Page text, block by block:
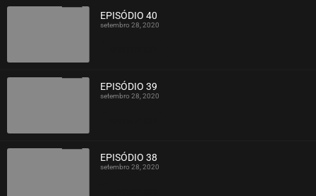
EPISÓDIO 40
setembro 28, 2020
EPISÓDIO 39
setembro 28, 2020
EPISÓDIO 38
setembro 28, 2020